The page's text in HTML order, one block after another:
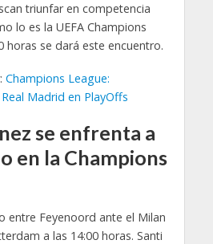
triunfar en competencia
lo es la UEFA Champions
horas se dará este encuentro.
Champions League:
Madrid en PlayOffs
se enfrenta a
en la Champions
entre Feyenoord ante el Milan
a las 14:00 horas. Santi